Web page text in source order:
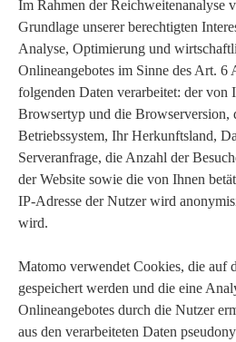
Im Rahmen der Reichweitenanalyse
Grundlage unserer berechtigten
Analyse, Optimierung und
Onlineangebotes im Sinne des Art.
folgenden Daten verarbeitet: der von
Browsertyp und die Browserversion,
Betriebssystem, Ihr Herkunftsland,
Serveranfrage, die Anzahl der
der Website sowie die von Ihnen
IP-Adresse der Nutzer wird
wird.
Matomo verwendet Cookies, die auf
gespeichert werden und die eine
Onlineangebotes durch die Nutzer
aus den verarbeiteten Daten